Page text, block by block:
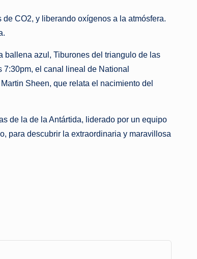
CO2, y liberando oxígenos a la atmósfera.
ballena azul, Tiburones del triangulo de las
el canal lineal de National
Sheen, que relata el nacimiento del
de la de la Antártida, liderado por un equipo
para descubrir la extraordinaria y maravillosa